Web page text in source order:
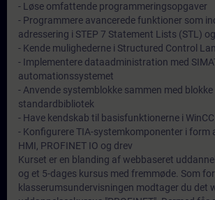
- Løse omfattende programmeringsopgaver
- Programmere avancerede funktioner som
adressering i STEP 7 Statement Lists (STL)
- Kende mulighederne i Structured Control
- Implementere dataadministration med
automationssystemet
- Anvende systemblokke sammen med blokke
standardbibliotek
- Have kendskab til basisfunktionerne i
- Konfigurere TIA-systemkomponenter i form
HMI, PROFINET IO og drev
Kurset er en blanding af webbaseret
og et 5-dages kursus med fremmøde. Som
klasserumsundervisningen modtager du det